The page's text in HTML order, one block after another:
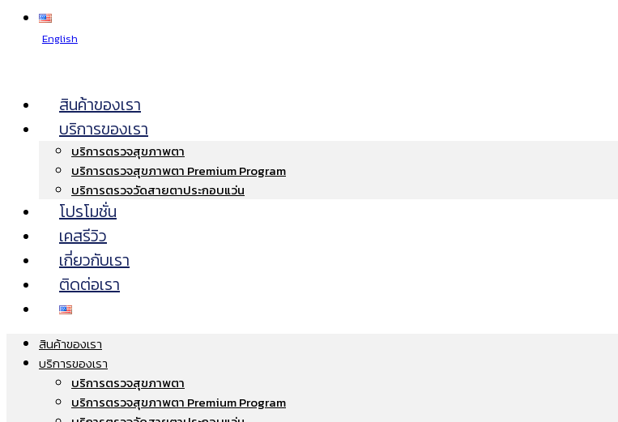
English
สินค้าของเรา
บริการของเรา
บริการตรวจสุขภาพตา
บริการตรวจสุขภาพตา Premium Program
บริการตรวจวัดสายตาประกอบแว่น
โปรโมชั่น
เคสรีวิว
เกี่ยวกับเรา
ติดต่อเรา
สินค้าของเรา
บริการของเรา
บริการตรวจสุขภาพตา
บริการตรวจสุขภาพตา Premium Program